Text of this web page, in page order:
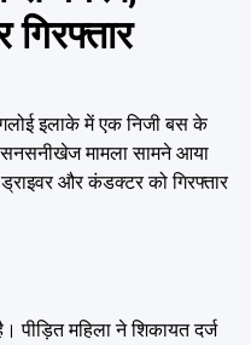
इलाके में एक निजी बस के
सनसनीखेज मामला सामने आया
और कंडक्टर को गिरफ्तार
महिला ने शिकायत दर्ज